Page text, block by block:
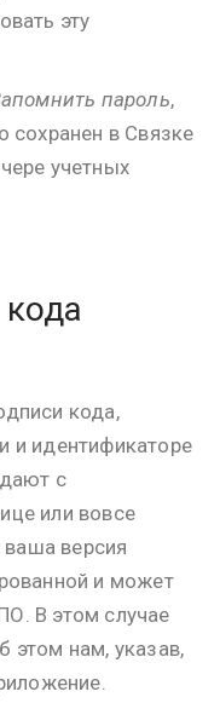
эту
пароль,
сохранен в Связке
учетных
кода,
и идентификаторе
с
или вовсе
ваша версия
и может
В этом случае
этом нам, указав,